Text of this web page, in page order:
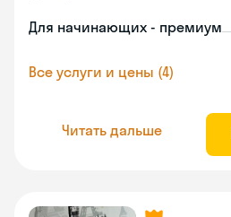
Для начинающих - премиум
Все услуги и цены (4)
Читать дальше